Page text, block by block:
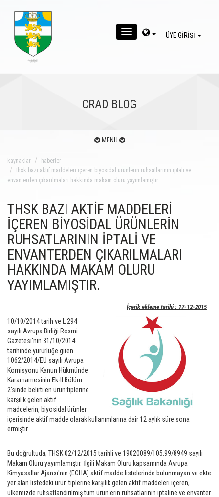
MENU ÜYE GİRİŞİ
CRAD BLOG
MENU
kaynaklar
haberler
thsk bazı aktif maddeleri içeren biyosidal ürünlerin ruhsatlarının iptali ve
envanterden çıkarılmaları hakkında makam oluru yayımlamıştır.
THSK BAZI AKTİF MADDELERİ
İÇEREN BİYOSİDAL ÜRÜNLERİN
RUHSATLARININ İPTALİ VE
ENVANTERDEN ÇIKARILMALARI
HAKKINDA MAKAM OLURU
YAYIMLAMIŞTIR.
İçerik ekleme tarihi : 17-12-2015
10/10/2014 tarih ve L 294
sayılı Avrupa Birliği Resmi
Gazetesi'nin 31/10/2014
tarihinde yürürlüğe giren
1062/2014/EU sayılı Avrupa
Komisyonu Kanun Hükmünde
Kararnamesinin Ek-II Bölüm
2'sinde belirtilen ürün tiplerine
karşılık gelen aktif
maddelerin, biyosidal ürünler
içerisinde aktif madde olarak kullanımlarına dair 12 aylık süre sona
ermiştir.
Bu doğrultuda; THSK 02/12/2015 tarihli ve 19020089/105.99/8949 sayılı
Makam Oluru yayımlamıştır. İlgili Makam Oluru kapsamında Avrupa
Kimyasallar Ajansı'nın (ECHA) aktif madde listelerinde bulunmayan ve ekte
yer alan listedeki ürün tiplerine karşılık gelen aktif maddeleri içeren,
ülkemizde ruhsatlandırılmış tüm ürünlerin ruhsatlarının iptaline ve envanter